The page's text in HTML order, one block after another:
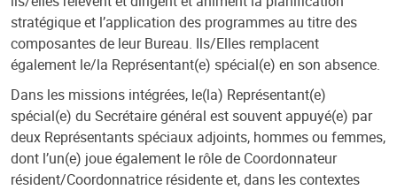
stratégique et l’application des programmes au titre des
composantes de leur Bureau. Ils/Elles remplacent
également le/la Représentant(e) spécial(e) en son absence.
Dans les missions intégrées, le(la) Représentant(e)
spécial(e) du Secrétaire général est souvent appuyé(e) par
deux Représentants spéciaux adjoints, hommes ou femmes,
dont l’un(e) joue également le rôle de Coordonnateur
résident/Coordonnatrice résidente et, dans les contextes